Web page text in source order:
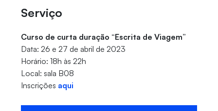
Serviço
Curso de curta duração “Escrita de Viagem”
Data: 26 e 27 de abril de 2023
Horário: 18h às 22h
Local: sala B08
Inscrições aqui